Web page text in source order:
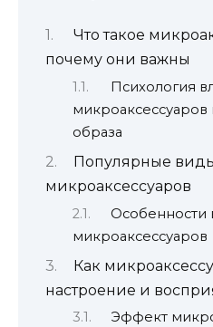
Что такое
почему они важны
Психология
микроаксессуаров
образа
Популярные
микроаксессуаров
Особенности
микроаксессуаров
Как
настроение и
Эффект